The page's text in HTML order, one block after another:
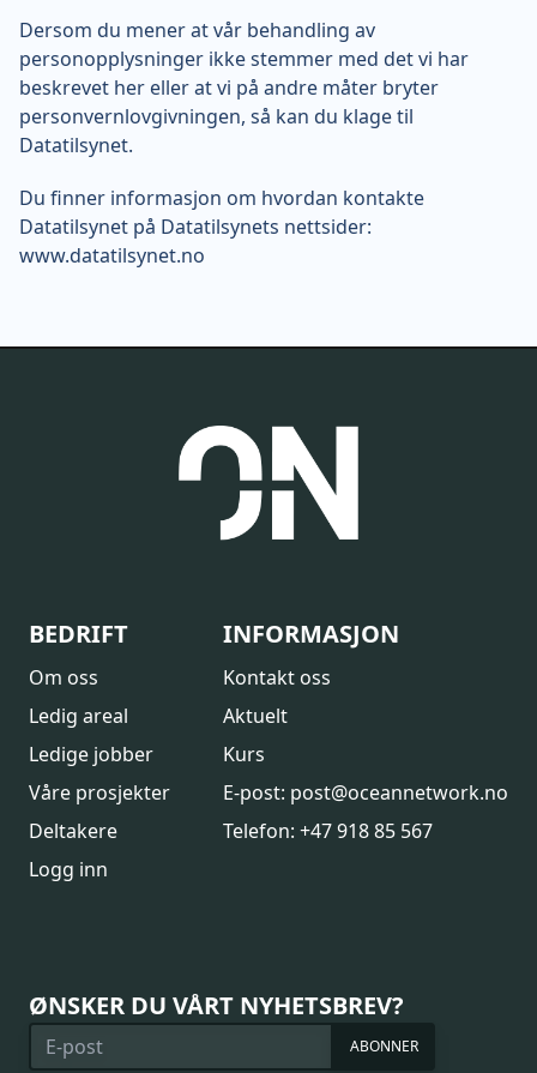
Dersom du mener at vår behandling av
personopplysninger ikke stemmer med det vi har
beskrevet her eller at vi på andre måter bryter
personvernlovgivningen, så kan du klage til
Datatilsynet.
Du finner informasjon om hvordan kontakte
Datatilsynet på Datatilsynets nettsider:
www.datatilsynet.no
BEDRIFT
Om oss
Ledig areal
Ledige jobber
Våre prosjekter
Deltakere
Logg inn
INFORMASJON
Kontakt oss
Aktuelt
Kurs
E-post: post@oceannetwork.no
Telefon: +47 918 85 567
ØNSKER DU VÅRT NYHETSBREV?
ABONNER